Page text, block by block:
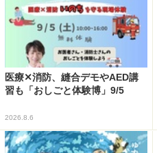
医療✕消防、縫合デモやAED講
習も「おしごと体験博」9/5
2026.8.6